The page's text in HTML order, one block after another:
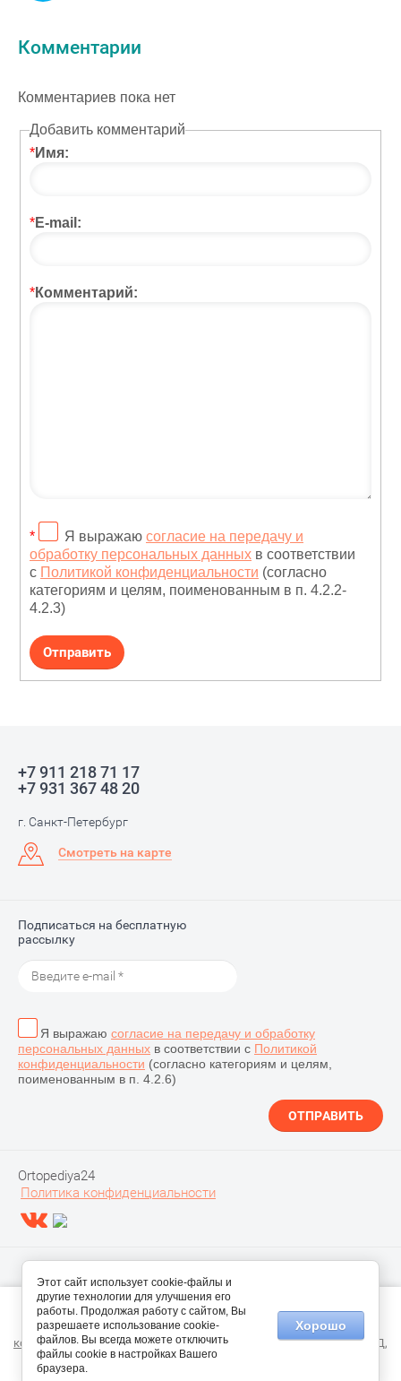
Комментарии
Комментариев пока нет
Добавить комментарий
*Имя:
*E-mail:
*Комментарий:
* Я выражаю согласие на передачу и
обработку персональных данных в соответствии
с Политикой конфиденциальности (согласно
категориям и целям, поименованным в п. 4.2.2-
4.2.3)
+7 911 218 71 17
+7 931 367 48 20
г. Санкт-Петербург
Смотреть на карте
Подписаться на бесплатную
рассылку
Я выражаю согласие на передачу и обработку
персональных данных в соответствии с Политикой
конфиденциальности (согласно категориям и целям,
поименованным в п. 4.2.6)
ОТПРАВИТЬ
Ortopediya24
Политика конфиденциальности
Этот сайт использует файлы cookie и метаданные. Продолжая
просматривать его, вы соглашаетесь на использование нами
файлов cookie и метаданных в соответствии сПолитикой
конфиденциальности(согласно категориям и целям обработки ПД,
поименованным в п. 4.3)
Этот сайт использует cookie-файлы и
другие технологии для улучшения его
работы. Продолжая работу с сайтом, Вы
разрешаете использование cookie-
файлов. Вы всегда можете отключить
файлы cookie в настройках Вашего
браузера.
Хорошо